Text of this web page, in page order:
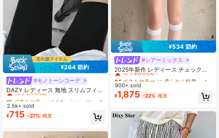
¥264 節約
#モノトーンコーデ
DAZY レディース 無地 スリムフィッ
ト ショートレギンス ブラック アス
レジャー オールシーズン 秋用 タイ
ツ スクール
#1 ベストセラー
売り切れ間近！
#1 ベストセラー
売り切れ間近！
#1 ベストセラー
売り切れ間近！
#1 ベストセラー
バイカーショーツ レディースレギンス
2.5k+ sold
¥715 -27% 概算
¥534 節約
#シアーミックス
2025年新作 レディース チェック柄
ミニスカート 春用
#4 ベストセラー
売り切れ間近！
#4 ベストセラー
売り切れ間近！
#4 ベストセラー
売り切れ間近！
#4 ベストセラー
に 柔らかく軽量 女性用ボトムス
900+ sold
¥1,875 -22% 概算